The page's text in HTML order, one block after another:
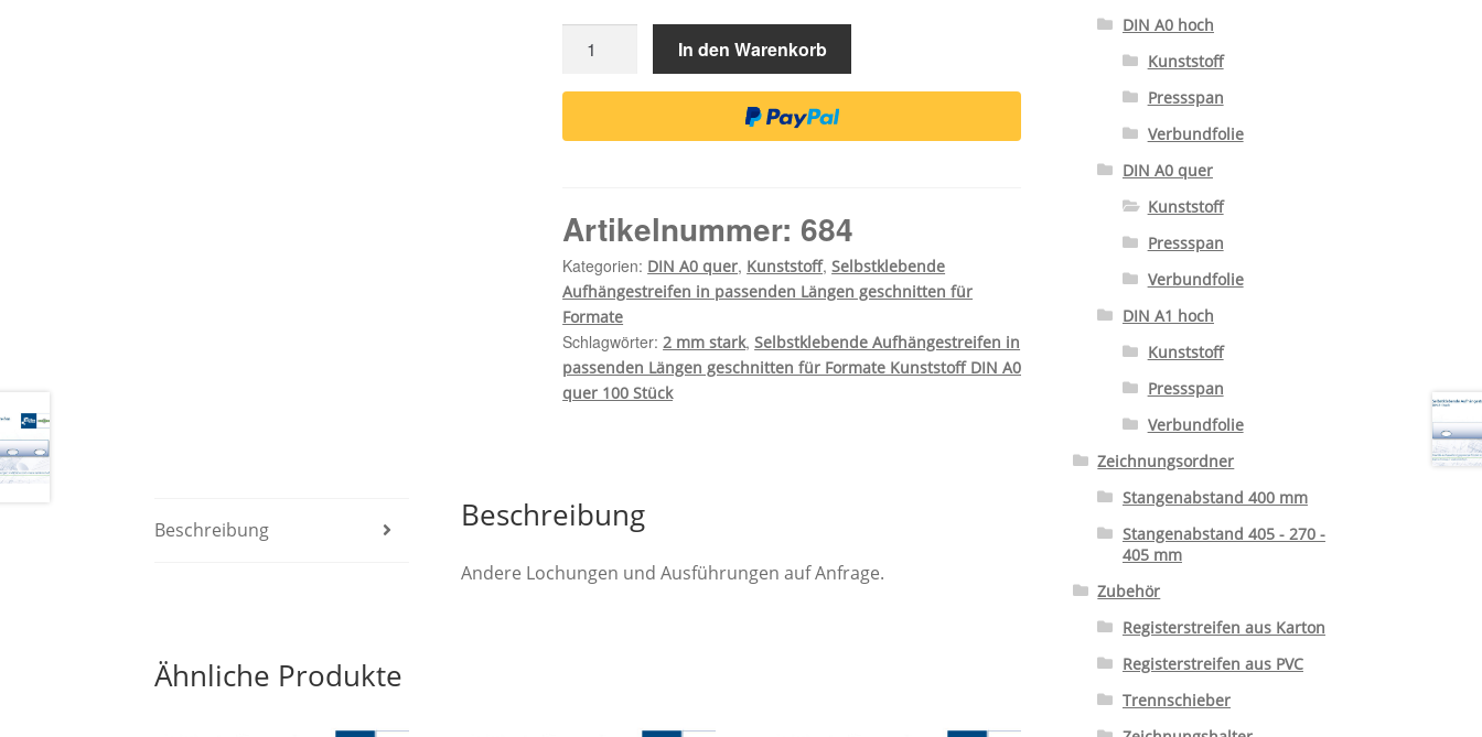
Selbstklebende
Aufhängestreifen
in
Längen
Formate
Kunststoff
DIN
A0
quer
100
Stück,
Menge
In den Warenkorb
Artikelnummer: 684
Kategorien: DIN A0 quer, Kunststoff,Selbstklebende
Aufhängestreifen in passenden Längen geschnitten für
Formate
Schlagwörter: 2 mm stark,Selbstklebende Aufhängestreifen in
passenden Längen geschnitten für Formate Kunststoff DIN A0
quer 100 Stück
Beschreibung Beschreibung
Andere Lochungen und Ausführungen auf Anfrage.
Ähnliche Produkte
DIN A0 hoch
Kunststoff
Pressspan
Verbundfolie
DIN A0 quer
Kunststoff
Pressspan
Verbundfolie
DIN A1 hoch
Kunststoff
Pressspan
Verbundfolie
Zeichnungsordner
Stangenabstand 400 mm
Stangenabstand 405 - 270 -
405 mm
Zubehör
Registerstreifen aus Karton
Registerstreifen aus PVC
Trennschieber